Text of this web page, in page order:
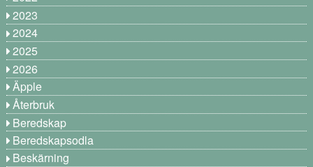
2023
2024
2025
2026
Äpple
Återbruk
Beredskap
Beredskapsodla
Beskärning